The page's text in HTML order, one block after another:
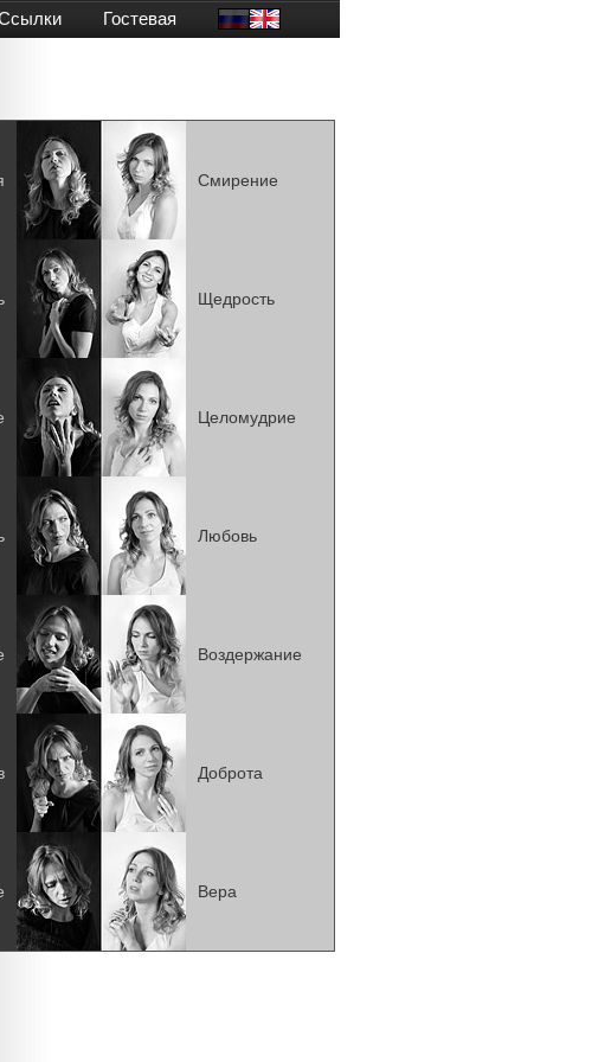
Гостевая
Смирение
Щедрость
Целомудрие
Любовь
Воздержание
Доброта
Вера